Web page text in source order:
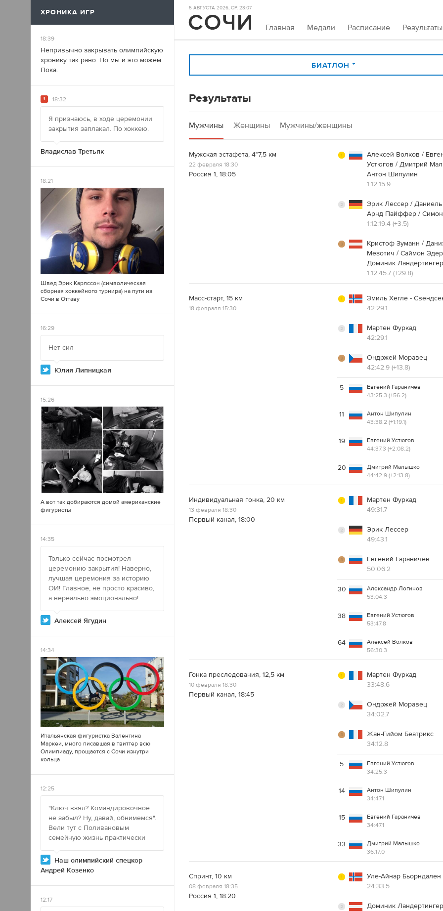
ХРОНИКА ИГР
18:39
Непривычно закрывать олимпийскую
хронику так рано. Но мы и это можем.
Пока.
18:32
Я признаюсь, в ходе церемонии
закрытия заплакал. По хоккею.
Владислав Третьяк
18:21
Швед Эрик Карлссон (символическая
сборная хоккейного турнира) на пути из
Сочи в Оттаву
16:29
Нет сил
Юлия Липницкая
15:26
А вот так добираются домой американские
фигуристы
14:35
Только сейчас посмотрел
церемонию закрытия! Наверно,
лучшая церемония за историю
ОИ! Главное, не просто красиво,
а нереально эмоционально!
Алексей Ягудин
14:34
Итальянская фигуристка Валентина
Маркеи, много писавшая в твиттер всю
Олимпиаду, прощается с Сочи изнутри
кольца
12:25
"Ключ взял? Командировочное
не забыл? Ну, давай, обнимемся".
Вели тут с Поливановым
семейную жизнь практически
Наш олимпийский спецкор
Андрей Козенко
12:17
5 АВГУСТА 2026, СР. 23:07
Главная Медали Расписание Результаты
БИАТЛОН
Результаты
Мужчины Женщины Мужчины/женщины
Мужская эстафета, 4*7,5 км
22 февраля 18:30
Россия 1, 18:05
Алексей Волков /
Устюгов / Дмитрий
Антон Шипулин
1:12:15.9
Эрик Лессер /
Арнд Пайффер /
1:12:19.4 (+3.5)
Кристоф Зуманн /
Мезотич / Саймон
Доминик Ландертингер
1:12:45.7 (+29.8)
Масс-старт, 15 км
18 февраля 15:30
Эмиль Хегле -
42:29.1
Мартен Фуркад
42:29.1
Ондржей Моравец
42:42.9 (+13.8)
5
Евгений Гараничев
43:25.3 (+56.2)
11
Антон Шипулин
43:38.2 (+1:19.1)
19
Евгений Устюгов
44:37.3 (+2:08.2)
20
Дмитрий Малышко
44:42.9 (+2:13.8)
Индивидуальная гонка, 20 км
13 февраля 18:30
Первый канал, 18:00
Мартен Фуркад
49:31.7
Эрик Лессер
49:43.1
Евгений Гараничев
50:06.2
30
Александр Логинов
53:04.3
38
Евгений Устюгов
53:47.8
64
Алексей Волков
56:30.3
Гонка преследования, 12,5 км
10 февраля 18:30
Первый канал, 18:45
Мартен Фуркад
33:48.6
Ондржей Моравец
34:02.7
Жан-Гийом Беатрикс
34:12.8
5
Евгений Устюгов
34:25.3
14
Антон Шипулин
34:47.1
15
Евгений Гараничев
34:47.1
33
Дмитрий Малышко
36:17.0
Спринт, 10 км
08 февраля 18:35
Россия 1, 18:20
Уле-Айнар Бьорндален
24:33.5
Доминик Ландертингер